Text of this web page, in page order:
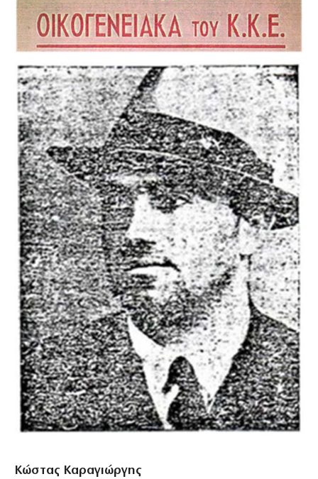
Κώστας Καραγιώργης